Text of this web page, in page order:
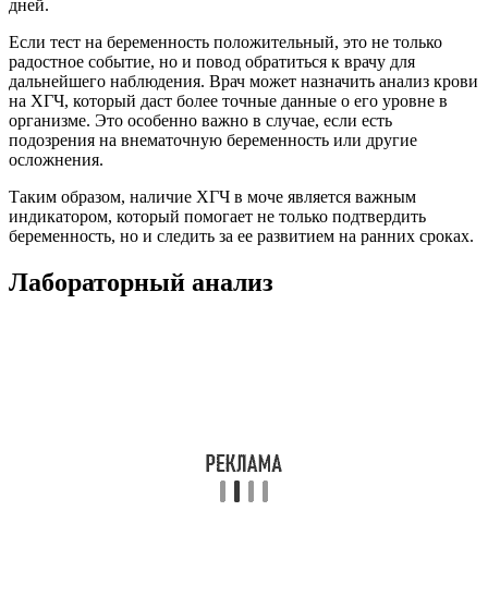
дней.
Если тест на беременность положительный, это не только
радостное событие, но и повод обратиться к врачу для
дальнейшего наблюдения. Врач может назначить анализ крови
на ХГЧ, который даст более точные данные о его уровне в
организме. Это особенно важно в случае, если есть
подозрения на внематочную беременность или другие
осложнения.
Таким образом, наличие ХГЧ в моче является важным
индикатором, который помогает не только подтвердить
беременность, но и следить за ее развитием на ранних сроках.
Лабораторный анализ